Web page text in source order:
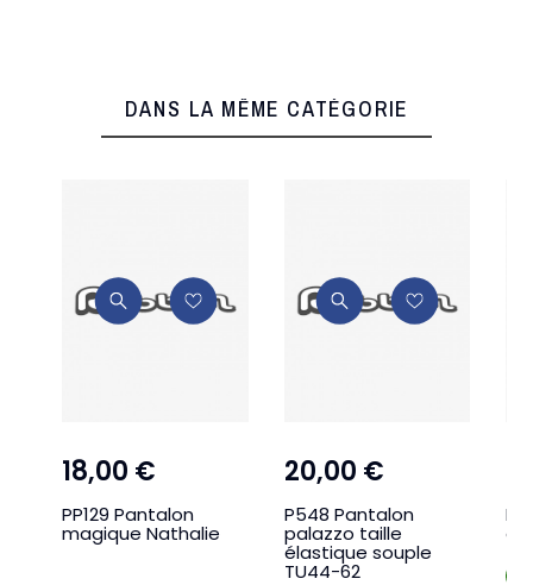
DANS LA MÊME CATÉGORIE
18,00 €
PP129 Pantalon
magique Nathalie
20,00 €
P548 Pantalon
palazzo taille
élastique souple
TU44-62